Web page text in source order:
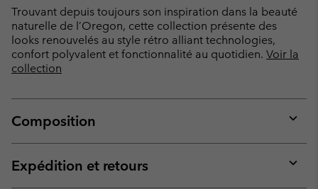
Trouvant depuis toujours son inspiration dans la beauté
naturelle de l’Oregon, cette collection présente des
looks renouvelés au style rétro alliant technologies,
confort polyvalent et fonctionnalité au quotidien. Voir la
collection
Composition
or
Expédition et retours